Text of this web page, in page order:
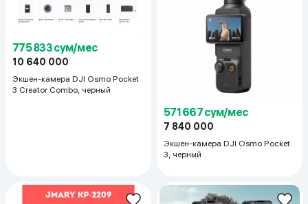
775 833 сум/мес
10 640 000
Экшен-камера DJI Osmo Pocket
3 Creator Combo, черный
571 667 сум/мес
7 840 000
Экшен-камера DJI Osmo Pocket
3, черный